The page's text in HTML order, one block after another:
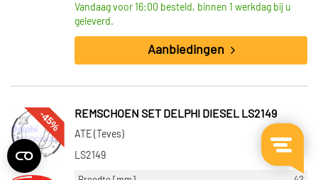
Vandaag voor 16:00 besteld, binnen 1 werkdag bij u
geleverd.
Aanbiedingen
-45% REMSCHOEN SET DELPHI DIESEL LS2149
ATE (Teves)
LS2149